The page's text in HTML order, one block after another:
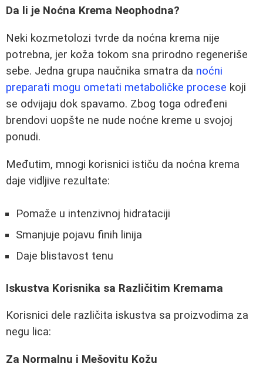
Da li je Noćna Krema Neophodna?
Neki kozmetolozi tvrde da noćna krema nije
potrebna, jer koža tokom sna prirodno regeneriše
sebe. Jedna grupa naučnika smatra da noćni
preparati mogu ometati metaboličke procese koji
se odvijaju dok spavamo. Zbog toga određeni
brendovi uopšte ne nude noćne kreme u svojoj
ponudi.
Međutim, mnogi korisnici ističu da noćna krema
daje vidljive rezultate:
Pomaže u intenzivnoj hidrataciji
Smanjuje pojavu finih linija
Daje blistavost tenu
Iskustva Korisnika sa Različitim Kremama
Korisnici dele različita iskustva sa proizvodima za
negu lica:
Za Normalnu i Mešovitu Kožu